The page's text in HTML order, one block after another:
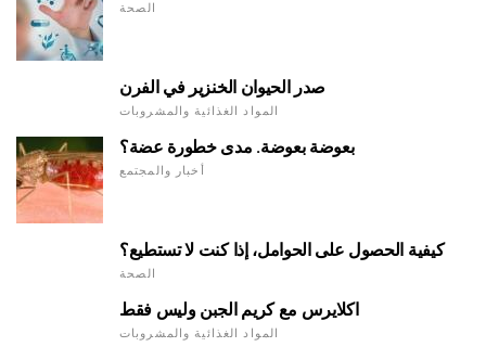
الصحة
صدر الحيوان الخنزير في الفرن
المواد الغذائية والمشروبات
بعوضة بعوضة. مدى خطورة عضة؟
أخبار والمجتمع
كيفية الحصول على الحوامل، إذا كنت لا تستطيع؟
الصحة
اكلايرس مع كريم الجبن وليس فقط
المواد الغذائية والمشروبات